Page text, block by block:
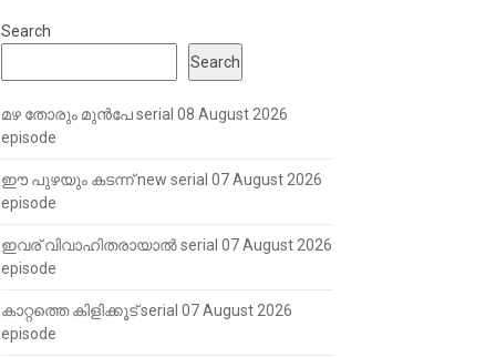
Search
Search
മഴ തോരും മുൻപേ serial 08 August 2026
episode
ഈ പുഴയും കടന്ന് new serial 07 August 2026
episode
ഇവര് വിവാഹിതരായാൽ serial 07 August 2026
episode
കാറ്റത്തെ കിളിക്കൂട് serial 07 August 2026
episode